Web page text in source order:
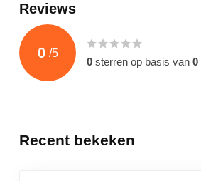
Reviews
0 /5
0 sterren op basis van 0
Recent bekeken